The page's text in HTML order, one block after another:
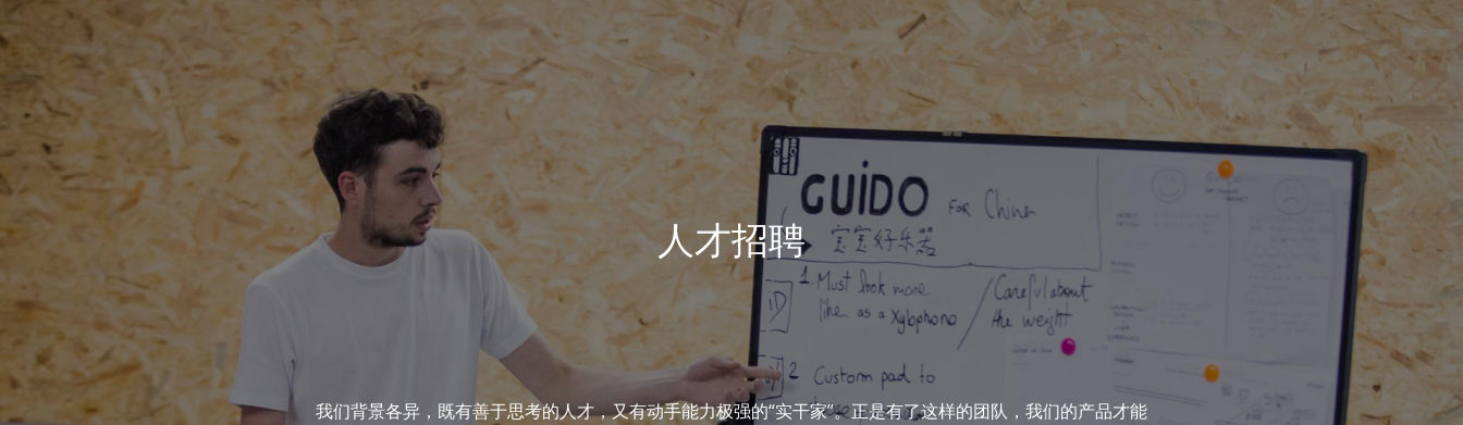
人才招聘
我们背景各异，既有善于思考的人才，又有动手能力极强的“实干家”。正是有了这样的团队，我们的产品才能